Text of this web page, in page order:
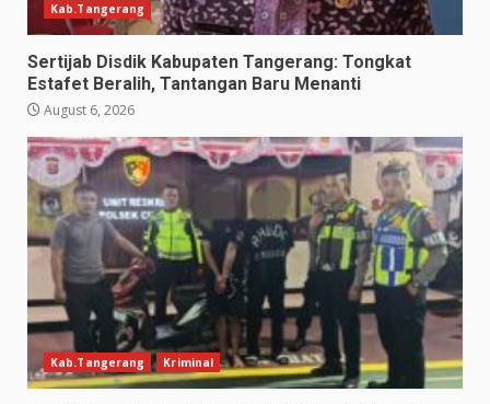
Kab.Tangerang
Sertijab Disdik Kabupaten Tangerang: Tongkat
Estafet Beralih, Tantangan Baru Menanti
August 6, 2026
Kab.Tangerang Kriminal